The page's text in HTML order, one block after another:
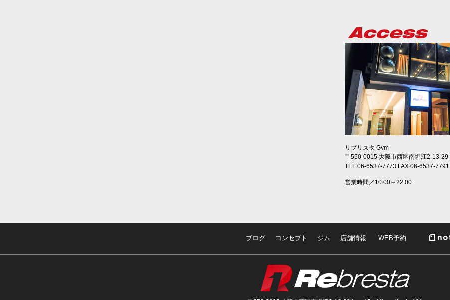
リブリスタ Gym
〒550-0015 大阪市西区南堀江2-13-29
TEL.06-6537-7773 FAX.06-6537-7791
営業時間／10:00～22:00
ブログ コンセプト ジム 店舗情報 WEB予約